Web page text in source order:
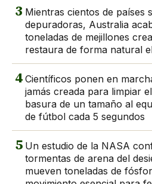
3 Mientras cientos de países
depuradoras, Australia
toneladas de mejillones
restaura de forma natural
4 Científicos ponen en
jamás creada para limpiar
basura de un tamaño al
de fútbol cada 5 segundos
5 Un estudio de la NASA
tormentas de arena del
mueven toneladas de